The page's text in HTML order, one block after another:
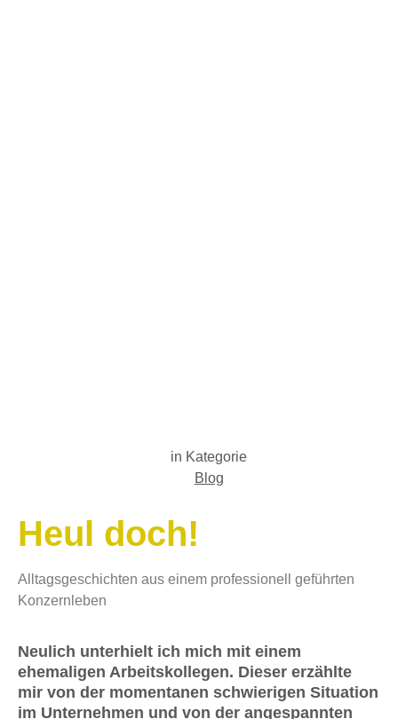
in Kategorie
Blog
Heul doch!
Alltagsgeschichten aus einem professionell geführten
Konzernleben
Neulich unterhielt ich mich mit einem
ehemaligen Arbeitskollegen. Dieser erzählte
mir von der momentanen schwierigen Situation
im Unternehmen und von der angespannten